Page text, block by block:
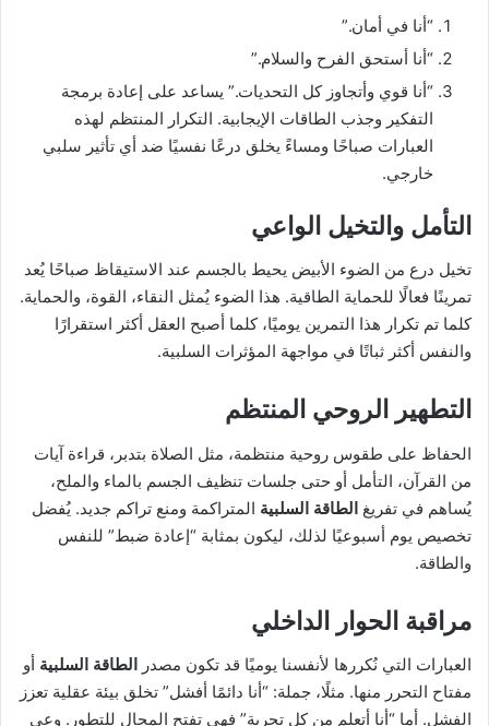
“أنا في أمان.”
“أنا أستحق الفرح والسلام.”
“أنا قوي وأتجاوز كل التحديات.” يساعد على إعادة برمجة
التفكير وجذب الطاقات الإيجابية. التكرار المنتظم لهذه
العبارات صباحًا ومساءً يخلق درعًا نفسيًا ضد أي تأثير سلبي
خارجي.
التأمل والتخيل الواعي
تخيل درع من الضوء الأبيض يحيط بالجسم عند الاستيقاظ صباحًا يُعد
تمرينًا فعالًا للحماية الطاقية. هذا الضوء يُمثل النقاء، القوة، والحماية.
كلما تم تكرار هذا التمرين يوميًا، كلما أصبح العقل أكثر استقرارًا
والنفس أكثر ثباتًا في مواجهة المؤثرات السلبية.
التطهير الروحي المنتظم
الحفاظ على طقوس روحية منتظمة، مثل الصلاة بتدبر، قراءة آيات
من القرآن، التأمل أو حتى جلسات تنظيف الجسم بالماء والملح،
يُساهم في تفريغ الطاقة السلبية المتراكمة ومنع تراكم جديد. يُفضل
تخصيص يوم أسبوعيًا لذلك، ليكون بمثابة “إعادة ضبط” للنفس
والطاقة.
مراقبة الحوار الداخلي
العبارات التي نُكررها لأنفسنا يوميًا قد تكون مصدر الطاقة السلبية أو
مفتاح التحرر منها. مثلًا، جملة: “أنا دائمًا أفشل” تخلق بيئة عقلية تعزز
الفشل. أما “أنا أتعلم من كل تجربة” فهي تفتح المجال للتطور. وعي